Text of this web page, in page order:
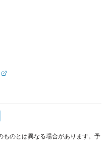
のとは異なる場合があります。予